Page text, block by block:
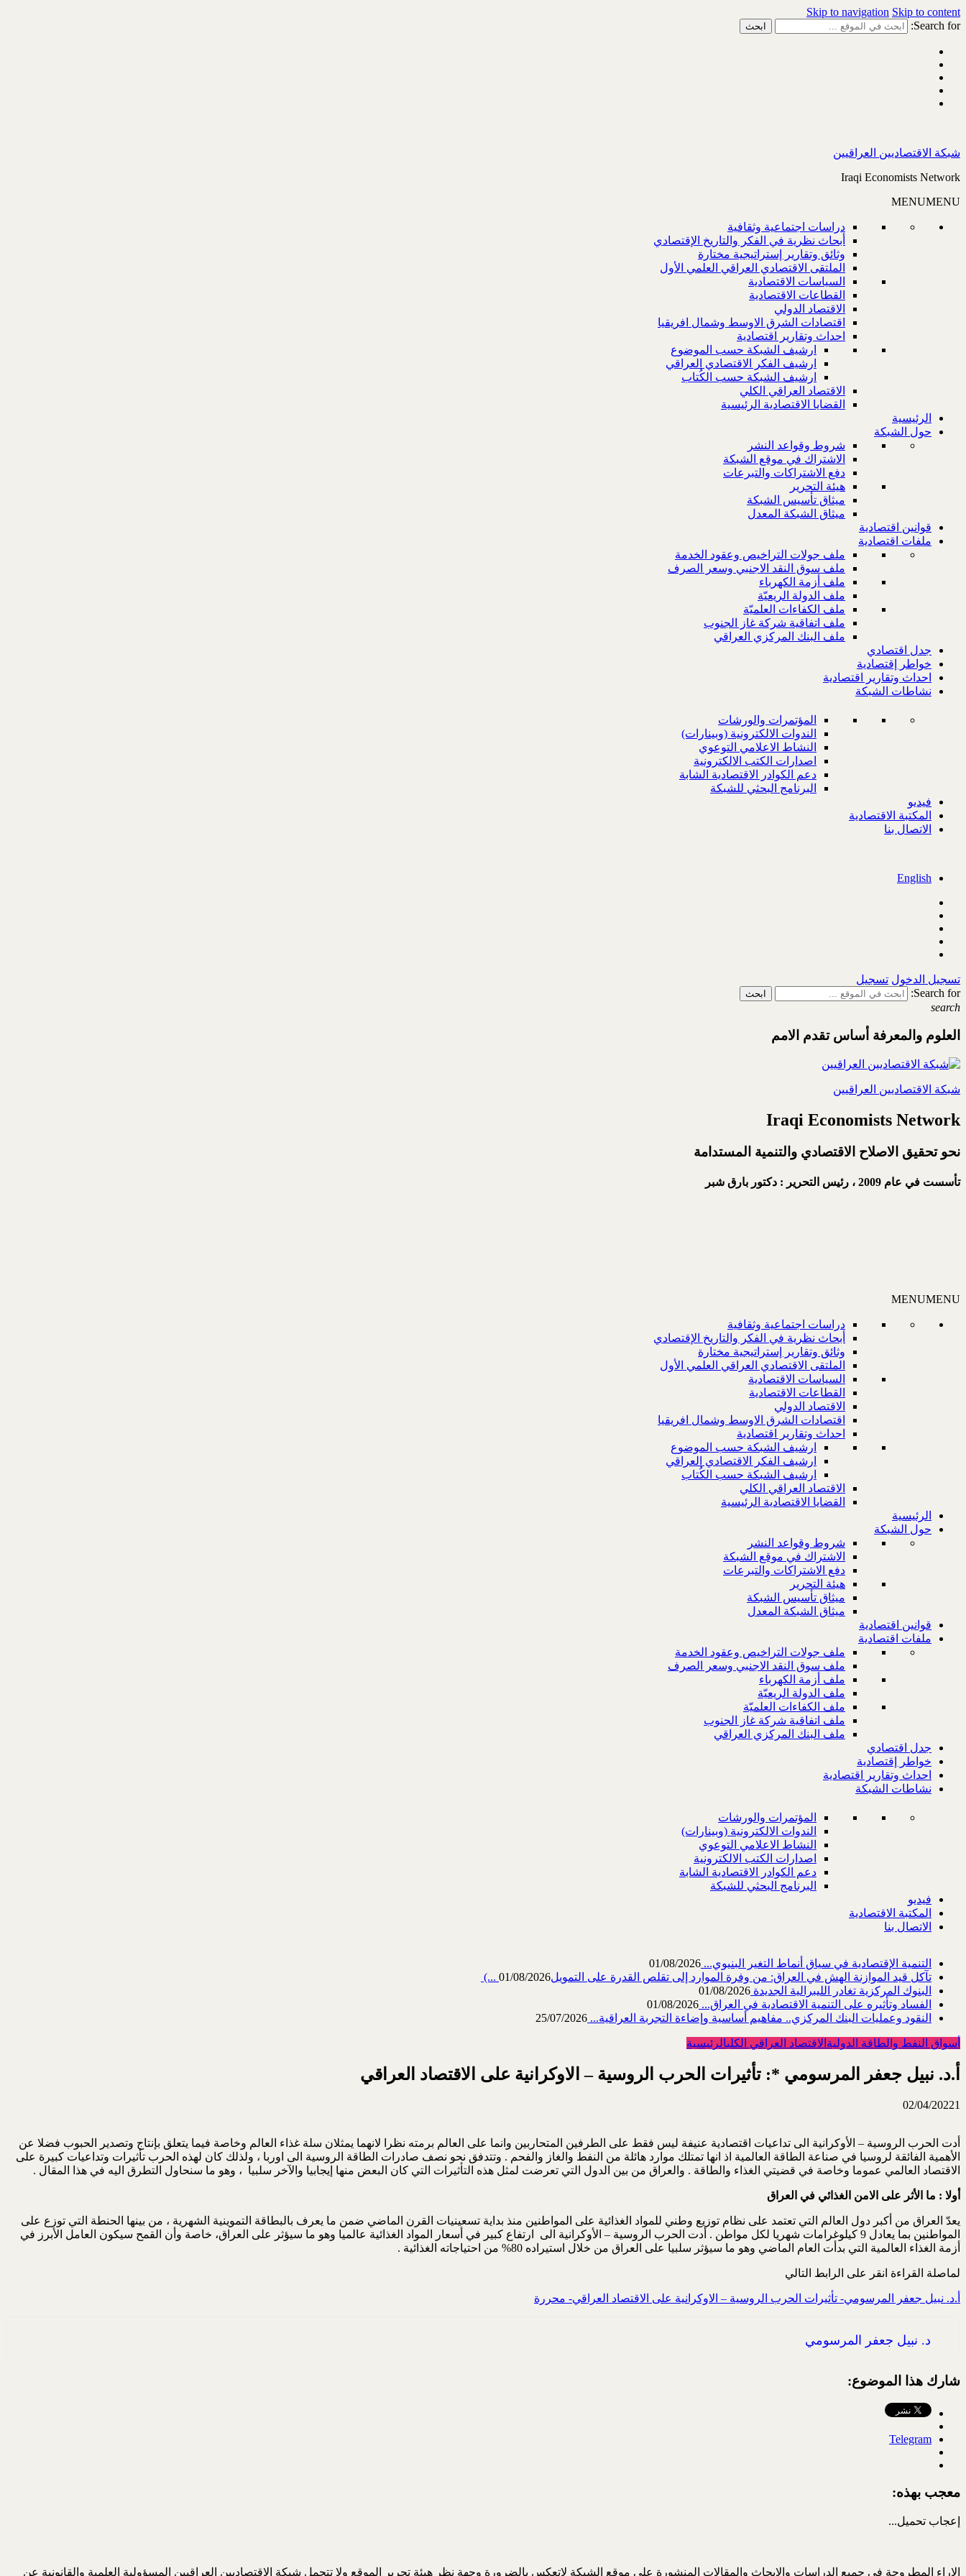
Skip to navigation Skip to content
Search for:
شبكة الاقتصاديين العراقيين
Iraqi Economists Network
MENUMENU
دراسات اجتماعية وثقافية
أبحاث نظرية في الفكر والتاريخ الإقتصادي
وثائق وتقارير إستراتيجية مختارة
الملتقى الاقتصادي العراقي العلمي الأول
السياسات الاقتصادية
القطاعات الاقتصادية
الاقتصاد الدولي
اقتصادات الشرق الاوسط وشمال افريقيا
احداث وتقارير اقتصادية
ارشيف الشبكة حسب الموضوع
ارشيف الفكر الاقتصادي العراقي
ارشيف الشبكة حسب الكُتاب
الاقتصاد العراقي الكلي
القضايا الاقتصادية الرئيسية
الرئيسية
حول الشبكة
شروط وقواعد النشر
الاشتراك في موقع الشبكة
دفع الاشتراكات والتبرعات
هيئة التحرير
ميثاق تأسيس الشبكة
ميثاق الشبكة المعدل
قوانين اقتصادية
ملفات اقتصادية
ملف جولات التراخيص وعقود الخدمة
ملف سوق النقد الاجنبي وسعر الصرف
ملف أزمة الكهرباء
ملف الدولة الريعيّة
ملف الكفاءات العلميّة
ملف اتفاقية شركة غاز الجنوب
ملف البنك المركزي العراقي
جدل اقتصادي
خواطر إقتصادية
احداث وتقارير اقتصادية
نشاطات الشبكة
المؤتمرات والورشات
الندوات الالكترونية (وبينارات)
النشاط الاعلامي التوعوي
اصدارات الكتب الالكترونية
دعم الكوادر الاقتصادية الشابة
البرنامج البحثي للشبكة
فيديو
المكتبة الاقتصادية
الاتصال بنا
English
تسجيل الدخول تسجيل
Search for:
search
العلوم والمعرفة أساس تقدم الامم
شبكة الاقتصاديين العراقيين
Iraqi Economists Network
نحو تحقيق الاصلاح الاقتصادي والتنمية المستدامة
تأسست في عام 2009 ، رئيس التحرير : دكتور بارق شبر
MENUMENU
دراسات اجتماعية وثقافية
أبحاث نظرية في الفكر والتاريخ الإقتصادي
وثائق وتقارير إستراتيجية مختارة
الملتقى الاقتصادي العراقي العلمي الأول
السياسات الاقتصادية
القطاعات الاقتصادية
الاقتصاد الدولي
اقتصادات الشرق الاوسط وشمال افريقيا
احداث وتقارير اقتصادية
ارشيف الشبكة حسب الموضوع
ارشيف الفكر الاقتصادي العراقي
ارشيف الشبكة حسب الكُتاب
الاقتصاد العراقي الكلي
القضايا الاقتصادية الرئيسية
الرئيسية
حول الشبكة
شروط وقواعد النشر
الاشتراك في موقع الشبكة
دفع الاشتراكات والتبرعات
هيئة التحرير
ميثاق تأسيس الشبكة
ميثاق الشبكة المعدل
قوانين اقتصادية
ملفات اقتصادية
ملف جولات التراخيص وعقود الخدمة
ملف سوق النقد الاجنبي وسعر الصرف
ملف أزمة الكهرباء
ملف الدولة الريعيّة
ملف الكفاءات العلميّة
ملف اتفاقية شركة غاز الجنوب
ملف البنك المركزي العراقي
جدل اقتصادي
خواطر إقتصادية
احداث وتقارير اقتصادية
نشاطات الشبكة
المؤتمرات والورشات
الندوات الالكترونية (وبينارات)
النشاط الاعلامي التوعوي
اصدارات الكتب الالكترونية
دعم الكوادر الاقتصادية الشابة
البرنامج البحثي للشبكة
فيديو
المكتبة الاقتصادية
الاتصال بنا
التنمية الإقتصادية في سياق أنماط التغير البنيوي... 01/08/2026
تآكل قيد الموازنة الهش في العراق: من وفرة الموارد إلى تقلص القدرة على التمويل‎ (...01/08/2026
البنوك المركزية تغادر الليبرالية الجديدة 01/08/2026
الفساد وتأثيره على التنمية الاقتصادية في العراق... 01/08/2026
النقود وعمليات البنك المركزي.. مفاهيم أساسية وإضاءة التجربة العراقية... 25/07/2026
أسواق النفط والطاقة الدولية الاقتصاد العراقي الكليالرئيسية
أ.د. نبيل جعفر المرسومي *: تأثيرات الحرب الروسية – الاوكرانية على الاقتصاد العراقي
02/04/20221
أدت الحرب الروسية – الأوكرانية الى تداعيات اقتصادية عنيفة ليس فقط على الطرفين المتحاربين وانما على العالم برمته نظرا لانهما يمثلان سلة غذاء العالم وخاصة فيما يتعلق بإنتاج وتصدير الحبوب فضلا عن
الأهمية الفائقة لروسيا في صناعة الطاقة العالمية اذ انها تمتلك موارد هائلة من النفط والغاز والفحم . وتتدفق نحو نصف صادرات الطاقة الروسية الى اوربا ، ولذلك كان لهذه الحرب تأثيرات وتداعيات كبيرة على
الاقتصاد العالمي عموما وخاصة في قضيتي الغذاء والطاقة . والعراق من بين الدول التي تعرضت لمثل هذه التأثيرات التي كان البعض منها إيجابيا والآخر سلبيا ، وهو ما سنحاول التطرق اليه في هذا المقال .
أولا : ما الأثر على الامن الغذائي في العراق
يعدّ العراق من أكبر دول العالم التي تعتمد على نظام توزيع وطني للمواد الغذائية على المواطنين منذ بداية تسعينيات القرن الماضي ضمن ما يعرف بالبطاقة التموينية الشهرية ، من بينها الحنطة التي توزع على
المواطنين بما يعادل 9 كيلوغرامات شهريا لكل مواطن . أدت الحرب الروسية – الأوكرانية الى ارتفاع كبير في أسعار المواد الغذائية عالميا وهو ما سيؤثر على العراق، خاصة وأن القمح سيكون العامل الأبرز في
أزمة الغذاء العالمية التي بدأت العام الماضي وهو ما سيؤثر سلبيا على العراق من خلال استيراده 80% من احتياجاته الغذائية .
لماصلة القراءة انقر على الرابط التالي
أ.د. نبيل جعفر المرسومي- تأثيرات الحرب الروسية – الاوكرانية على الاقتصاد العراقي- محررة
د. نبيل جعفر المرسومي
شارك هذا الموضوع:
Telegram
معجب بهذه:
إعجاب تحميل...
الاراء المطروحة في جميع الدراسات والابحاث والمقالات المنشورة على موقع الشبكة لاتعكس بالضرورة وجهة نظر هيئة تحرير الموقع ولا تتحمل شبكة الاقتصاديين العراقيين المسؤولية العلمية والقانونية عن